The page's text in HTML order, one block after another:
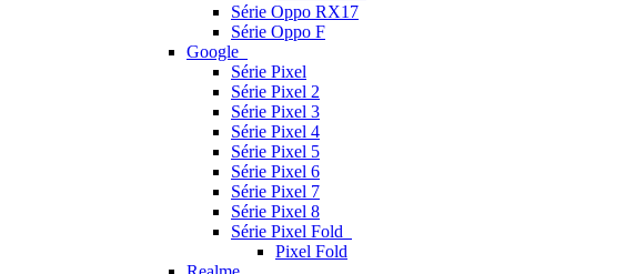
Série Oppo RX17
Série Oppo F
Google
Série Pixel
Série Pixel 2
Série Pixel 3
Série Pixel 4
Série Pixel 5
Série Pixel 6
Série Pixel 7
Série Pixel 8
Série Pixel Fold
Pixel Fold